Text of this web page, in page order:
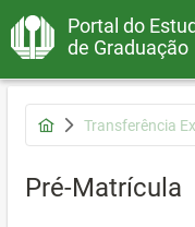
Portal do
de Graduação
Transferência
Pré-Matrícula